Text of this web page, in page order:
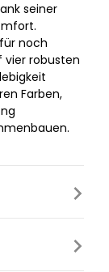
seiner
noch
vier robusten
Farben,